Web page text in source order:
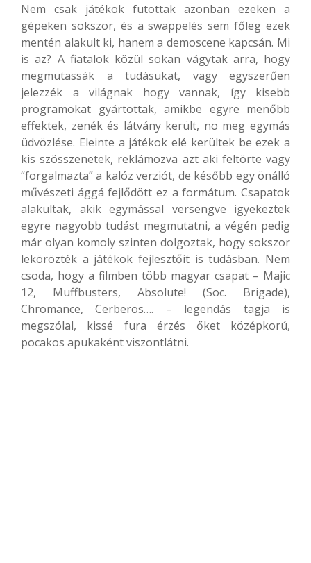
Nem csak játékok futottak azonban ezeken a
gépeken sokszor, és a swappelés sem főleg ezek
mentén alakult ki, hanem a demoscene kapcsán. Mi
is az? A fiatalok közül sokan vágytak arra, hogy
megmutassák a tudásukat, vagy egyszerűen
jelezzék a világnak hogy vannak, így kisebb
programokat gyártottak, amikbe egyre menőbb
effektek, zenék és látvány került, no meg egymás
üdvözlése. Eleinte a játékok elé kerültek be ezek a
kis szösszenetek, reklámozva azt aki feltörte vagy
“forgalmazta” a kalóz verziót, de később egy önálló
művészeti ággá fejlődött ez a formátum. Csapatok
alakultak, akik egymással versengve igyekeztek
egyre nagyobb tudást megmutatni, a végén pedig
már olyan komoly szinten dolgoztak, hogy sokszor
lekörözték a játékok fejlesztőit is tudásban. Nem
csoda, hogy a filmben több magyar csapat – Majic
12, Muffbusters, Absolute! (Soc. Brigade),
Chromance, Cerberos…. – legendás tagja is
megszólal, kissé fura érzés őket középkorú,
pocakos apukaként viszontlátni.